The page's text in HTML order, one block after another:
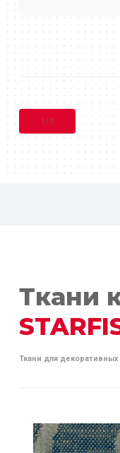
1 /3
Ткани
Ткани для декоративных